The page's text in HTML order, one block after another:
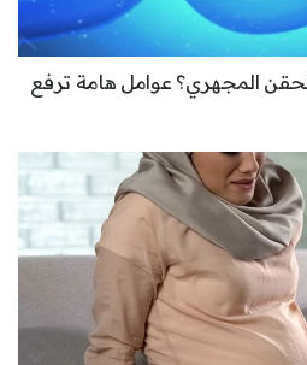
المجهري؟ عوامل هامة ترفع